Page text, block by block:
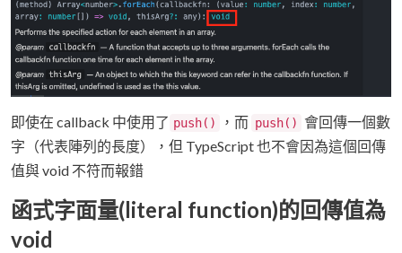
即使在 callback 中使用了 push() ，而 push()
會回傳一個數
字（代表陣列的長度），但 TypeScript 也不會因為這個回傳
值與 void 不符而報錯
函式字面量(literal function)的回傳值為
void